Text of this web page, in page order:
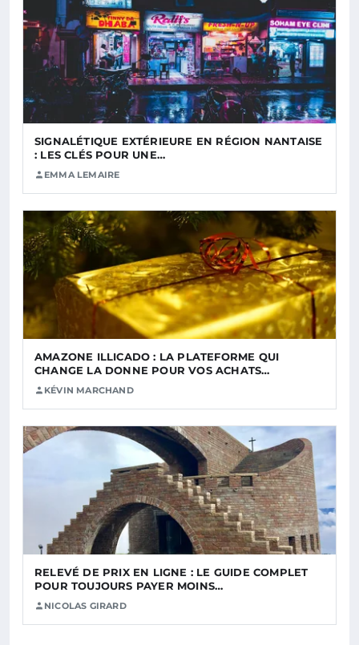
SIGNALÉTIQUE EXTÉRIEURE EN RÉGION NANTAISE
: LES CLÉS POUR UNE…
EMMA LEMAIRE
AMAZONE ILLICADO : LA PLATEFORME QUI
CHANGE LA DONNE POUR VOS ACHATS…
KÉVIN MARCHAND
RELEVÉ DE PRIX EN LIGNE : LE GUIDE COMPLET
POUR TOUJOURS PAYER MOINS…
NICOLAS GIRARD